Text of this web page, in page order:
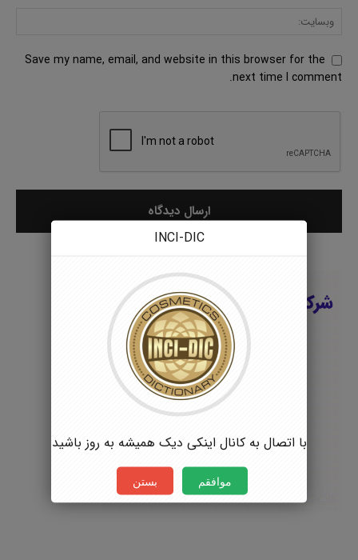
Save my name, email, and website in this browser for the
next time I comment.
INCI-DIC
با اتصال به کانال اینکی دیک همیشه به روز باشید
موافقم بستن